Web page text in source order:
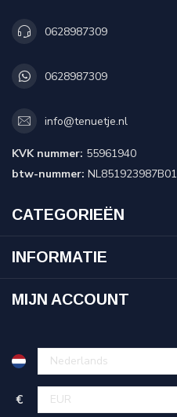
0628987309
0628987309
info@tenuetje.nl
KVK nummer: 55961940
btw-nummer: NL851923987B01
CATEGORIEËN
INFORMATIE
MIJN ACCOUNT
€